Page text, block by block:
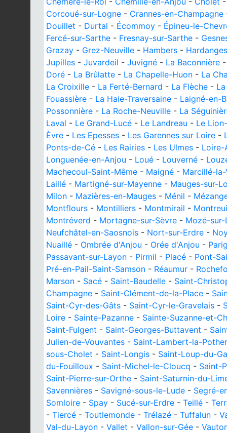
Corcoué-sur-Logne - Crannes-en-Champagne
Douillet - Durtal - Écommoy - Épineu-le-
Fercé-sur-Sarthe - Fresnay-sur-Sarthe -
Grazay - Grez-Neuville - Hambers - Hardanges
Jupilles - Juvardeil - Juvigné - La Baconnière
Doré - La Brûlatte - La Chapelle-Huon - La
La Croixille - La Ferté-Bernard - La Flèche -
Fouassière - La Haie-Traversaine - Laigné-en-
Possonnière - La Roche-Neuville - La
Laval - Le Grand-Lucé - Le Landreau - Le
Èvre - Les Epesses - Les Garennes sur Loire -
Ponts-de-Cé - Les Rairies - Les Ulmes - Loire-
Longuenée-en-Anjou - Loué - Louverné -
Machecoul-Saint-Même - Maigné - Marcillé-
Laillé - Martigné-sur-Mayenne - Mauges-sur-
Milon - Mazières-en-Mauges - Ménil -
Montflours - Montilliers - Montmirail -
Montréverd - Mortagne-sur-Sèvre - Mozé-
Neufchâtel-en-Saosnois - Nort-sur-Erdre -
Nuaillé - Ombrée d'Anjou - Orée d'Anjou -
Passavant-sur-Layon - Pirmil - Placé - Pont-
Pré-en-Pail-Saint-Samson - Réaumur -
Marson - Sacé - Saint-Baudelle - Saint-
Champagne - Saint-Clément-de-la-Place -
Saint-Cyr-des-Gâts - Saint-Cyr-le-Gravelais -
Loire - Sainte-Pazanne - Sainte-Suzanne-et-
Saint-Fulgent - Saint-Georges-Buttavent -
Julien-de-Vouvantes - Saint-Lambert-la-
sous-Cholet - Saint-Longis - Saint-Loup-du-
du-Fouilloux - Saint-Michel-le-Cloucq - Saint-
Saint-Pierre-sur-Orthe - Saint-Saturnin-du-
Savennières - Savigné-sous-le-Lude - Segré-
Somloire - Spay - Sucé-sur-Erdre - Teillé -
- Tiercé - Toutlemonde - Trélazé - Tuffalun -
Val-du-Layon - Vallet - Vallon-sur-Gée -